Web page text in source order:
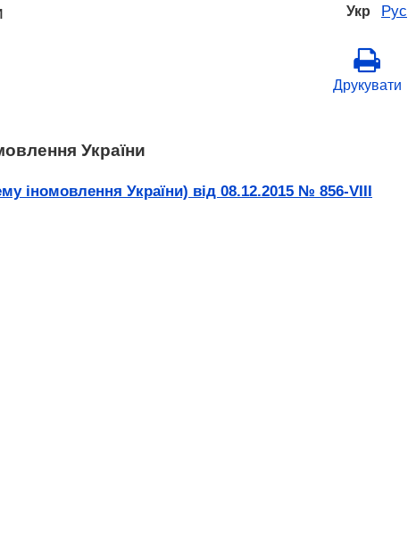
Укр Рус
Друкувати
України
іномовлення України) від 08.12.2015 № 856-VIII